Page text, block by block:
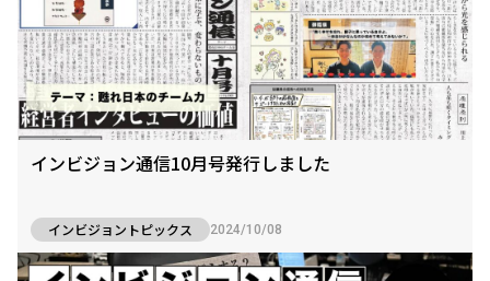
インビジョン通信10月号発行しました
インビジョントピックス 2024/10/08